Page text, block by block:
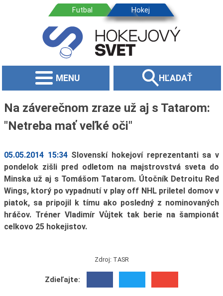
MENU HĽADAŤ
Na záverečnom zraze už aj s Tatarom:
"Netreba mať veľké oči"
05.05.2014 15:34 Slovenskí hokejoví reprezentanti sa v
pondelok zišli pred odletom na majstrovstvá sveta do
Minska už aj s Tomášom Tatarom. Útočník Detroitu Red
Wings, ktorý po vypadnutí v play off NHL priletel domov v
piatok, sa pripojil k tímu ako posledný z nominovaných
hráčov. Tréner Vladimír Vůjtek tak berie na šampionát
celkovo 25 hokejistov.
Zdroj: TASR
Zdieľajte: